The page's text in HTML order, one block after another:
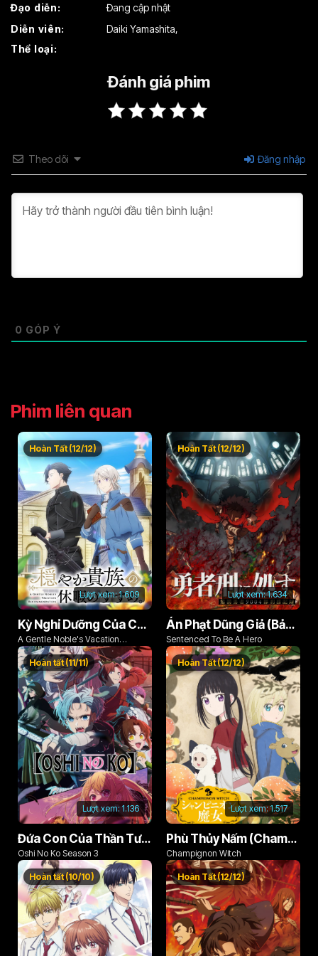
Tập 22
Tập 26
Đạo diễn:
Đang cập nhật
Diễn viên:
Daiki Yamashita,
Thể loại:
Đánh giá phim
Theo dõi Đăng nhập
0 GÓP Ý
Phim liên quan
Lượt xem:1.609
Hoàn Tất (12/12)
Kỳ Nghỉ Dưỡng Của Chàng Quý Tộc Ôn Hòa (Odayaka Kizoku no Kyuuka no Susume)
A Gentle Noble's Vacation
Recommendation
Lượt xem:1.634
Hoàn Tất (12/12)
Án Phạt Dũng Giả (Bản Án Anh Hùng)
Sentenced To Be A Hero
Lượt xem: 1.136
Hoàn tất (11/11)
Đứa Con Của Thần Tượng (Phần 3)
Oshi No Ko Season 3
Lượt xem:1.517
Hoàn Tất (12/12)
Phù Thủy Nấm (Champignon no Majo)
Champignon Witch
Hoàn tất (10/10) Hoàn Tất (12/12)